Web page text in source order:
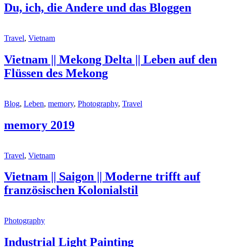
Du, ich, die Andere und das Bloggen
Travel, Vietnam
Vietnam || Mekong Delta || Leben auf den
Flüssen des Mekong
Blog, Leben, memory, Photography, Travel
memory 2019
Travel, Vietnam
Vietnam || Saigon || Moderne trifft auf
französischen Kolonialstil
Photography
Industrial Light Painting